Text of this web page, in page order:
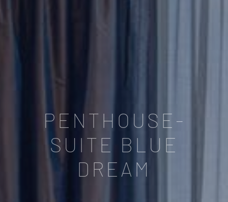
PENTHOUSE-
SUITE BLUE
DREAM